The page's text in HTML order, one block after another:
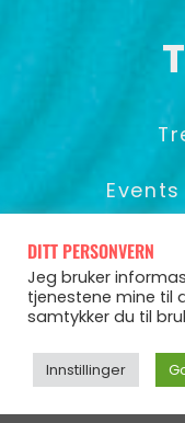
DITT PERSONVERN
Jeg bruker
tjenestene mine til
samtykker du til
Innstillinger